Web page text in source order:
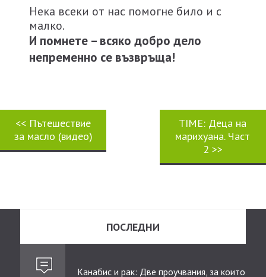
Нека всеки от нас помогне било и с
малко.
И помнете – всяко добро дело
непременно се възвръща!
<< Пътешествие
за масло (видео)
TIME: Деца на
марихуана. Част
2 >>
ПОСЛЕДНИ
Канабис и рак: Две проучвания, за които